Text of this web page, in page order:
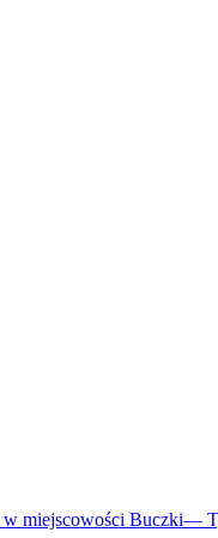
w miejscowości Buczki—